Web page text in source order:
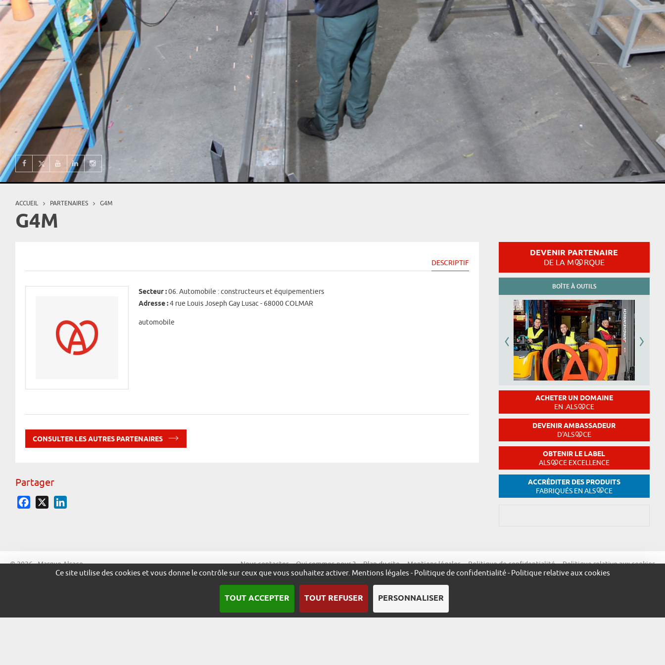
Vous êtes ici
ACCUEIL PARTENAIRES G4M
G4M
DESCRIPTIF
Secteur :06. Automobile : constructeurs et équipementiers
Adresse :4 rue Louis Joseph Gay Lusac - 68000 COLMAR
automobile
CONSULTER LES AUTRES PARTENAIRES
Partager
Facebook
DEVENIR PARTENAIRE
DE LA M RQUE
BOÎTE À OUTILS
ACHETER UN DOMAINE
EN .ALS CE
DEVENIR AMBASSADEUR
D'ALS CE
OBTENIR LE LABEL
ALS CE EXCELLENCE
ACCRÉDITER DES PRODUITS
FABRIQUÉS EN ALS CE
© 2026 - Marque Alsace Nous contacter Qui sommes-nous ? Plan du site Mentions légales Politique de confidentialité Politique relative aux cookies
Ce site utilise des cookies et vous donne le contrôle sur ceux que vous souhaitez activer. Mentions légales - Politique de confidentialité- Politique relative aux cookies
TOUT ACCEPTER TOUT REFUSER PERSONNALISER